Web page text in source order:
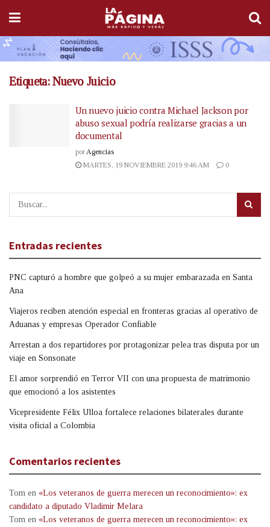
Etiqueta:Nuevo Juicio
Un nuevo juicio contra Michael Jackson por
abuso sexual podría realizarse gracias a un
documental
por Agencias
MARTES, 19 NOVIEMBRE 2019 9:46 AM
0
Entradas recientes
PNC capturó a hombre que golpeó a su mujer embarazada en Santa
Ana
Viajeros reciben atención especial en fronteras gracias al operativo de
Aduanas y empresas Operador Confiable
Arrestan a dos repartidores por protagonizar pelea tras disputa por un
viaje en Sonsonate
El amor sorprendió en Terror VII con una propuesta de matrimonio
que emocionó a los asistentes
Vicepresidente Félix Ulloa fortalece relaciones bilaterales durante
visita oficial a Colombia
Comentarios recientes
Tom en «Los veteranos de guerra merecen un reconocimiento»: ex
candidato a diputado Vladimir Melara
Tom en «Los veteranos de guerra merecen un reconocimiento»: ex